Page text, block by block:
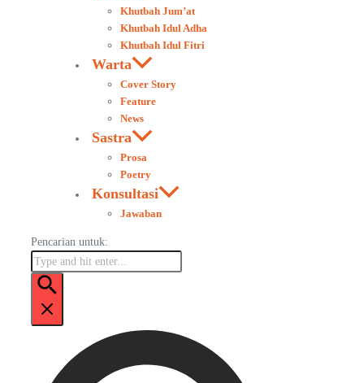
Khutbah Jum’at
Khutbah Idul Adha
Khutbah Idul Fitri
Warta
Cover Story
Feature
News
Sastra
Prosa
Poetry
Konsultasi
Jawaban
Pencarian untuk: